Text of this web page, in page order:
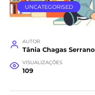
UNCATEGORISED
AUTOR
Tânia Chagas Serrano
VISUALIZAÇÕES
109